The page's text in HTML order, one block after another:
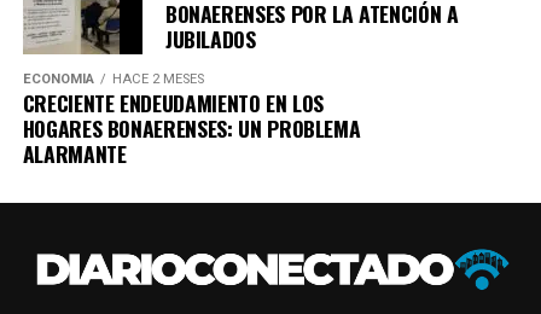
terminal de Gerli.BONAERENSES POR LA ATENCIÓN A
JUBILADOS
ECONOMÍA HACE 2 MESES
CRECIENTE ENDEUDAMIENTO EN LOS
HOGARES BONAERENSES: UN PROBLEMA
ALARMANTE